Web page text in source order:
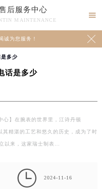
后服务中心
MAINTENANCE

诚为您服务！ 
多少
话是多少
心】在腕表的世界里，江诗丹顿
其精湛的工艺和悠久的历史，成为了时
以来，这家瑞士制表…
 2024-11-16